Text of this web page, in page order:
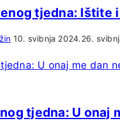
tjedna: Ištite
10. svibnja 2024.26.
tjedna: U onaj